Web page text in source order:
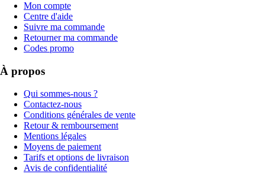
Mon compte
Centre d'aide
Suivre ma commande
Retourner ma commande
Codes promo
À propos
Qui sommes-nous ?
Contactez-nous
Conditions générales de vente
Retour & remboursement
Mentions légales
Moyens de paiement
Tarifs et options de livraison
Avis de confidentialité